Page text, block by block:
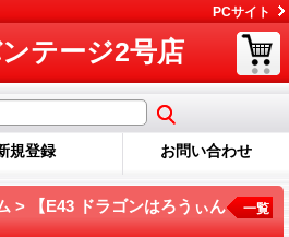
PCサイト
テージ2号店
規登録 お問い合わせ
> 【E43 ドラゴンはろうぃん
一覧